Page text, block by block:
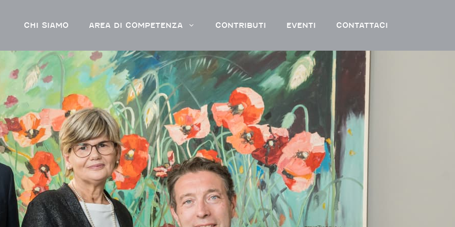
CHI SIAMO AREA DI COMPETENZA CONTRIBUTI EVENTI CONTATTACI